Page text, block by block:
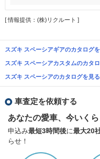
[ 情報提供：(株)リクルート ]
スズキ スペーシアギアのカタログ
スズキ スペーシアカスタムのカタ
スズキ スペーシアのカタログを見る
車査定を依頼する
あなたの愛車、今いくら
申込み最短3時間後に最大20
らせ！